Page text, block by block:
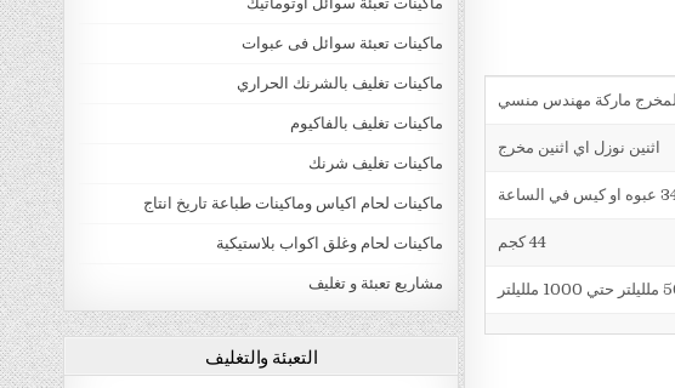
اثنين نوزل اي اثنين مخرج
44 كجم
ماكينات تعبئة سوائل فى عبوات
ماكينات تغليف بالشرنك الحراري
ماكينات تغليف بالفاكيوم
ماكينات تغليف شرنك
ماكينات لحام اكياس وماكينات طباعة تاريخ انتاج
ماكينات لحام وغلق اكواب بلاستيكية
مشاريع تعبئة و تغليف
التعبئة والتغليف